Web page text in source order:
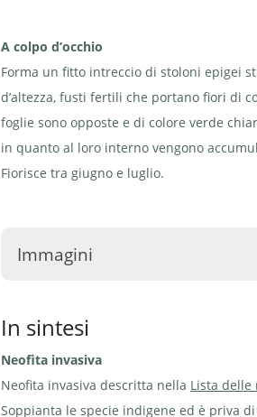
A colpo d’occhio
Forma un fitto intreccio di stoloni epigei
d’altezza, fusti fertili che portano fiori di
foglie sono opposte e di colore verde
in quanto al loro interno vengono
Fiorisce tra giugno e luglio.
Immagini
Borracina
Sedum
Borracina stolonifera -
Sedum stoloniferum | ©
info flora, A. Gygax
In sintesi
Neofita invasiva
Neofita invasiva descritta nella Lista delle
Soppianta le specie indigene ed è priva